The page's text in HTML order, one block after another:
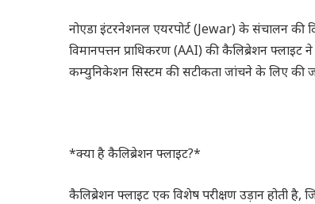
नोएडा इंटरनेशनल एयरपोर्ट (Jewar) के संचालन की
विमानपत्तन प्राधिकरण (AAI) की कैलिब्रेशन
कम्युनिकेशन सिस्टम की सटीकता जांचने के लिए की
*क्या है कैलिब्रेशन फ्लाइट?*
कैलिब्रेशन फ्लाइट एक विशेष परीक्षण उड़ान होती है,